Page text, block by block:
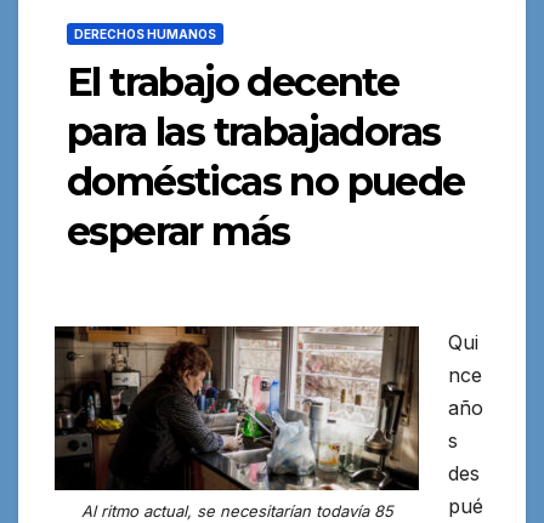
DERECHOS HUMANOS
El trabajo decente
para las trabajadoras
domésticas no puede
esperar más
Al ritmo actual, se necesitarían todavía 85
Qui
nce
año
s
des
pué